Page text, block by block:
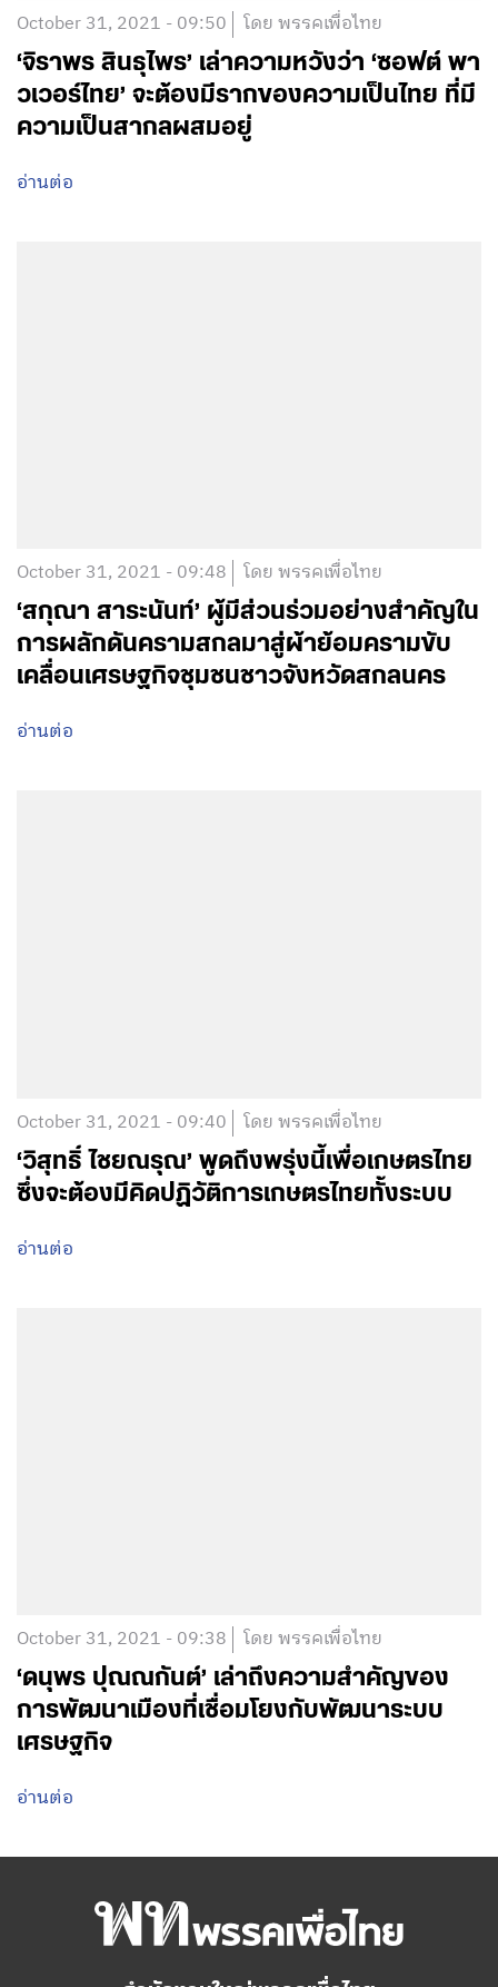
October 31, 2021 - 09:50 โดย พรรคเพื่อไทย
‘จิราพร สินธุไพร’ เล่าความหวังว่า ‘ซอฟต์ พา
วเวอร์ไทย’ จะต้องมีรากของความเป็นไทย ที่มี
ความเป็นสากลผสมอยู่
อ่านต่อ
October 31, 2021 - 09:48 โดย พรรคเพื่อไทย
‘สกุณา สาระนันท์’ ผู้มีส่วนร่วมอย่างสำคัญใน
การผลักดันครามสกลมาสู่ผ้าย้อมครามขับ
เคลื่อนเศรษฐกิจชุมชนชาวจังหวัดสกลนคร
อ่านต่อ
October 31, 2021 - 09:40 โดย พรรคเพื่อไทย
‘วิสุทธิ์ ไชยณรุณ’ พูดถึงพรุ่งนี้เพื่อเกษตรไทย
ซึ่งจะต้องมีคิดปฏิวัติการเกษตรไทยทั้งระบบ
อ่านต่อ
October 31, 2021 - 09:38 โดย พรรคเพื่อไทย
‘ดนุพร ปุณณกันต์’ เล่าถึงความสำคัญของ
การพัฒนาเมืองที่เชื่อมโยงกับพัฒนาระบบ
เศรษฐกิจ
อ่านต่อ